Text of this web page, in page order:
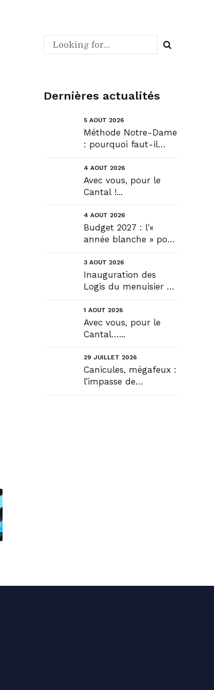
Dernières actualités
5 AOÛT 2026
Méthode Notre-Dame
: pourquoi faut-il
construire !? Allons
plus loin !...
4 AOÛT 2026
Avec vous, pour le
Cantal !...
4 AOÛT 2026
Budget 2027 : l'«
année blanche » pour
solution....
3 AOÛT 2026
Inauguration des
Logis du menuisier à
1 AOÛT 2026
Avec vous, pour le
Cantal…...
29 JUILLET 2026
Canicules, mégafeux :
l’impasse de